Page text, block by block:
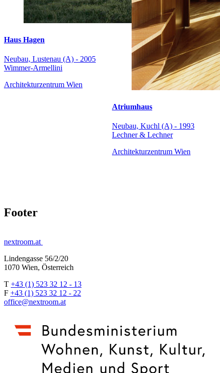
Haus Hagen
Neubau, Lustenau (A) - 2005
Wimmer-Armellini
Architekturzentrum Wien
Atriumhaus
Neubau, Kuchl (A) - 1993
Lechner & Lechner
Architekturzentrum Wien
Footer
nextroom.at
Lindengasse 56/2/20
1070 Wien, Österreich
T +43 (1) 523 32 12 - 13
F +43 (1) 523 32 12 - 22
office@nextroom.at